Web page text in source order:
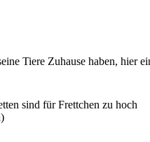
Tiere Zuhause haben, hier
sind für Frettchen zu hoch